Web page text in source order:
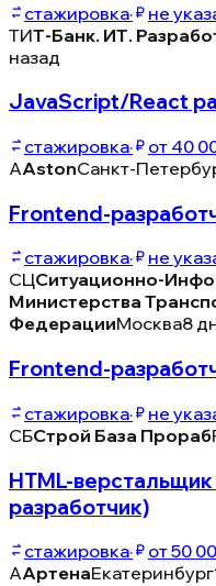
стажировка· не
ТИТ-Банк. ИТ.
назад
JavaScript/React
стажировка· от 40
AAstonСанкт-
Frontend-
стажировка· не
СЦСитуационно-
Министерства
ФедерацииМосква8
Frontend-
стажировка· не
СБСтрой База Прораб
HTML-
разработчик)
стажировка· от 50
ААртенаЕкатеринбург